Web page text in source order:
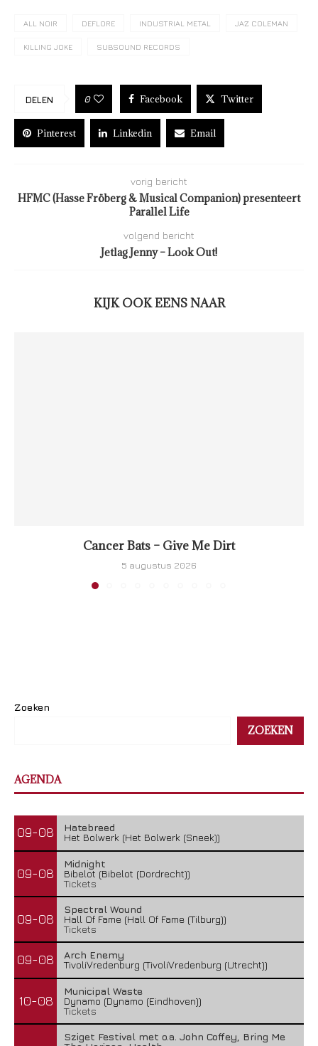
ALL NOIR DEFLORE INDUSTRIAL METAL JAZ COLEMAN
KILLING JOKE SUBSOUND RECORDS
DELEN 0 Facebook Twitter
Pinterest Linkedin Email
vorig bericht
HFMC (Hasse Fröberg & Musical Companion) presenteert
Parallel Life
volgend bericht
Jetlag Jenny – Look Out!
KIJK OOK EENS NAAR
Cancer Bats – Give Me Dirt
5 augustus 2026
Zoeken
ZOEKEN
AGENDA
09-08
Hatebreed
Het Bolwerk (Het Bolwerk (Sneek))
09-08
Midnight
Bibelot (Bibelot (Dordrecht))
Tickets
09-08
Spectral Wound
Hall Of Fame (Hall Of Fame (Tilburg))
Tickets
09-08
Arch Enemy
TivoliVredenburg (TivoliVredenburg (Utrecht))
10-08
Municipal Waste
Dynamo (Dynamo (Eindhoven))
Tickets
Sziget Festival met o.a. John Coffey, Bring Me